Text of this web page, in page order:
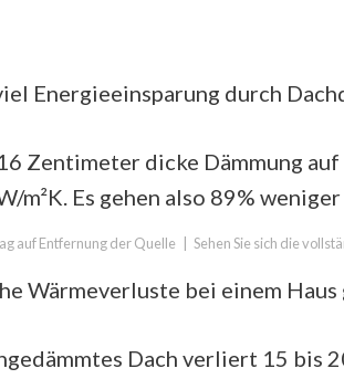
Energieeinsparung durch
Zentimeter dicke Dämmung
m²K. Es gehen also 89%
auf Entfernung der Quelle Sehen Sie sich die
Wärmeverluste bei einem Haus
Dach verliert 15 bis